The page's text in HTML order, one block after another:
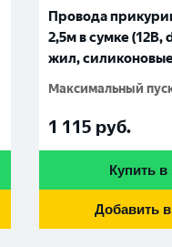
Провода
2,5м в сумке (12В,
жил,
Максимальный
1 115 руб.
Купить в
Добавить